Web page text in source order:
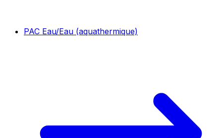
PAC Eau/Eau (aquathermique)